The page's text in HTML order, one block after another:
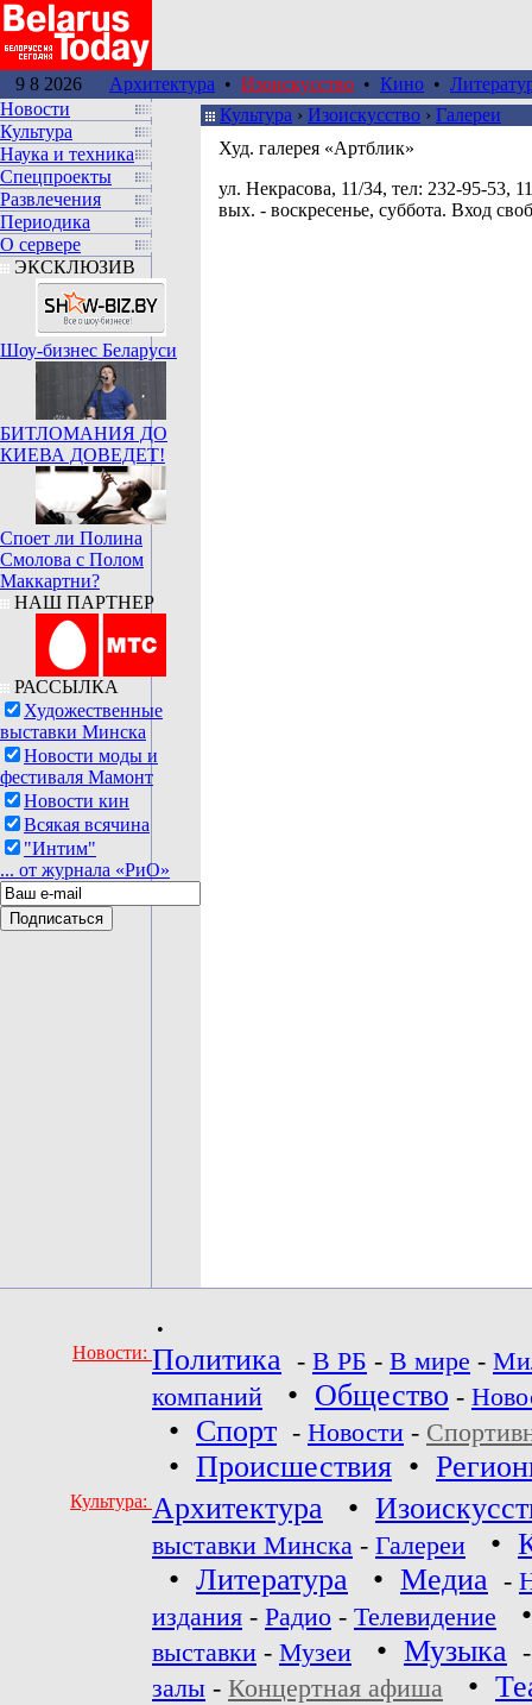
9 8 2026 Архитектура • Изоискусство • Кино •
Новости
Культура
Наука и техника
Спецпроекты
Развлечения
Периодика
О сервере
ЭКСКЛЮЗИВ
Шоу-бизнес Беларуси
БИТЛОМАНИЯ ДО
КИЕВА ДОВЕДЕТ!
Споет ли Полина
Смолова с Полом
Маккартни?
НАШ ПАРТНЕР
РАССЫЛКА
Художественные
выставки Минска
Новости моды и
фестиваля Мамонт
Новости кин
Всякая всячина
"Интим"
... от журнала «РиО»
Культура › Изоискусство › Галереи
Худ. галерея «Артблик»
ул. Некрасова, 11/34, тел: 232-95-53,
вых. - воскресенье, суббота. Вход
•
Новости: Политика - В РБ - В мире -
компаний
• Общество -
• Спорт - Новости -
• Происшествия •
Культура: Архитектура •
выставки Минска - Галереи •
• Литература • Медиа -
издания - Радио - Телевидение
выставки - Музеи • Музыка
залы - Концертная афиша •